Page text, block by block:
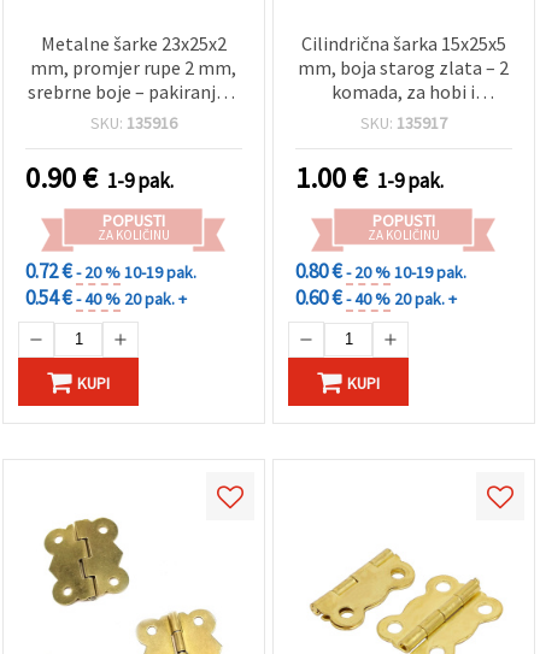
Metalne šarke 23x25x2
mm, promjer rupe 2 mm,
srebrne boje – pakiranje 4
kom, za hobi i uradi sam
SKU: 135916
0.90€ 1-9 pak.
POPUSTI
ZA KOLIČINU
0.72 €- 20 %10-19 pak.
0.54 €- 40 % 20 pak. +
KUPI
Cilindrična šarka 15x25x5
mm, boja starog zlata – 2
komada, za hobi i
rukotvorine
SKU: 135917
1.00€ 1-9 pak.
POPUSTI
ZA KOLIČINU
0.80 €- 20 %10-19 pak.
0.60 €- 40 % 20 pak. +
KUPI